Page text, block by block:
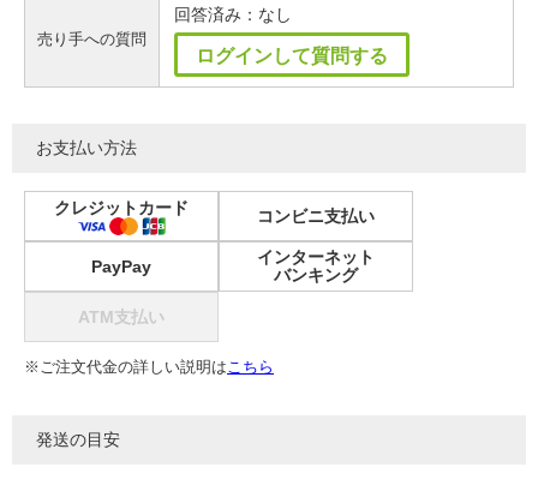
売り手への質問
回答済み：なし
ログインして質問する
お支払い方法
クレジットカード コンビニ支払い
PayPay
インターネット
バンキング
ATM支払い
※ご注文代金の詳しい説明はこちら
発送の目安